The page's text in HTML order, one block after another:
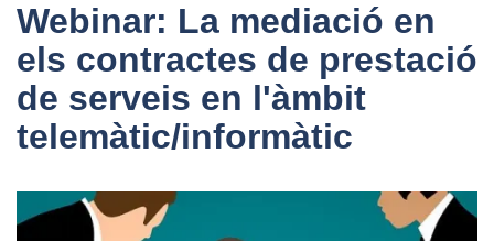
Webinar: La mediació en
els contractes de prestació
de serveis en l'àmbit
telemàtic/informàtic